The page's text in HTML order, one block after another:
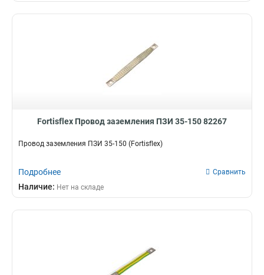
Fortisflex Провод заземления ПЗИ 35-150 82267
Провод заземления ПЗИ 35-150 (Fortisflex)
Подробнее Сравнить
Наличие: Нет на складе